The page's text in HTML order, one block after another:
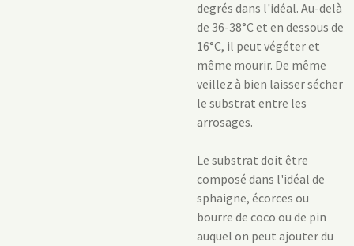
degrés dans l'idéal. Au-delà
de 36-38°C et en dessous de
16°C, il peut végéter et
même mourir. De même
veillez à bien laisser sécher
le substrat entre les
arrosages.
Le substrat doit être
composé dans l'idéal de
sphaigne, écorces ou
bourre de coco ou de pin
auquel on peut ajouter du